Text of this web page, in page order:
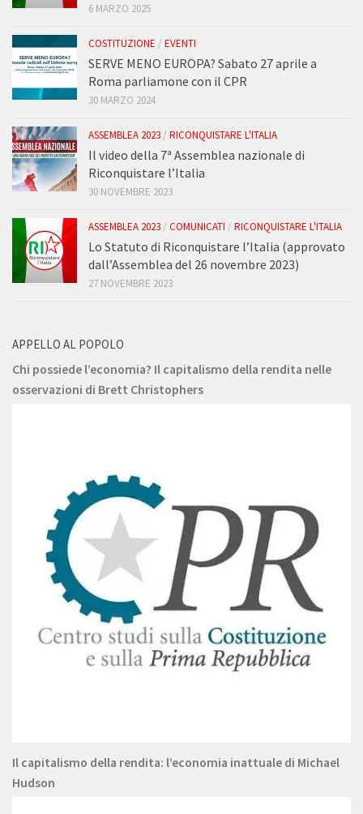
6 MARZO 2025
COSTITUZIONE / EVENTI
SERVE MENO EUROPA? Sabato 27 aprile a
Roma parliamone con il CPR
30 MARZO 2024
ASSEMBLEA 2023 / RICONQUISTARE L'ITALIA
Il video della 7ª Assemblea nazionale di
Riconquistare l’Italia
30 NOVEMBRE 2023
ASSEMBLEA 2023 / COMUNICATI / RICONQUISTARE L'ITALIA
Lo Statuto di Riconquistare l’Italia (approvato
dall’Assemblea del 26 novembre 2023)
27 NOVEMBRE 2023
APPELLO AL POPOLO
Chi possiede l’economia? Il capitalismo della rendita nelle
osservazioni di Brett Christophers
Il capitalismo della rendita: l’economia inattuale di Michael
Hudson